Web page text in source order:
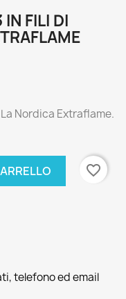
FILI DI
Nordica Extraflame.
favorite_border
telefono ed email